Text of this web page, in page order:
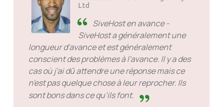
Ltd
SiveHost en avance -
SiveHost a généralement une
longueur d'avance et est généralement
conscient des problèmes à l'avance. Il y a des
cas où j'ai dû attendre une réponse mais ce
n'est pas quelque chose à leur reprocher. Ils
sont bons dans ce qu’ils font.